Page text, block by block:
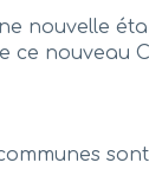
nouvelle
ce nouveau